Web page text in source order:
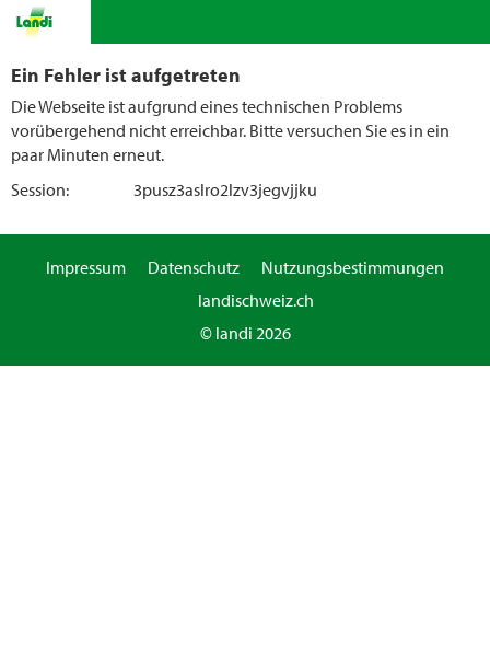
Ein Fehler ist aufgetreten
Die Webseite ist aufgrund eines technischen Problems
vorübergehend nicht erreichbar. Bitte versuchen Sie es in ein
paar Minuten erneut.
Session:
3pusz3aslro2lzv3jegvjjku
Impressum Datenschutz
Nutzungsbestimmungen
landischweiz.ch
© landi 2026